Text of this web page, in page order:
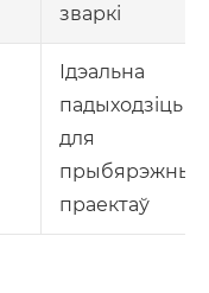
зваркі
Ідэальна
падыходзіць
для
прыбярэжных
праектаў